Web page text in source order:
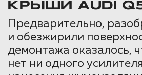
КРЫШИ AUDI
Предварительно,
и обезжирили
демонтажа оказалось,
нет ни одного